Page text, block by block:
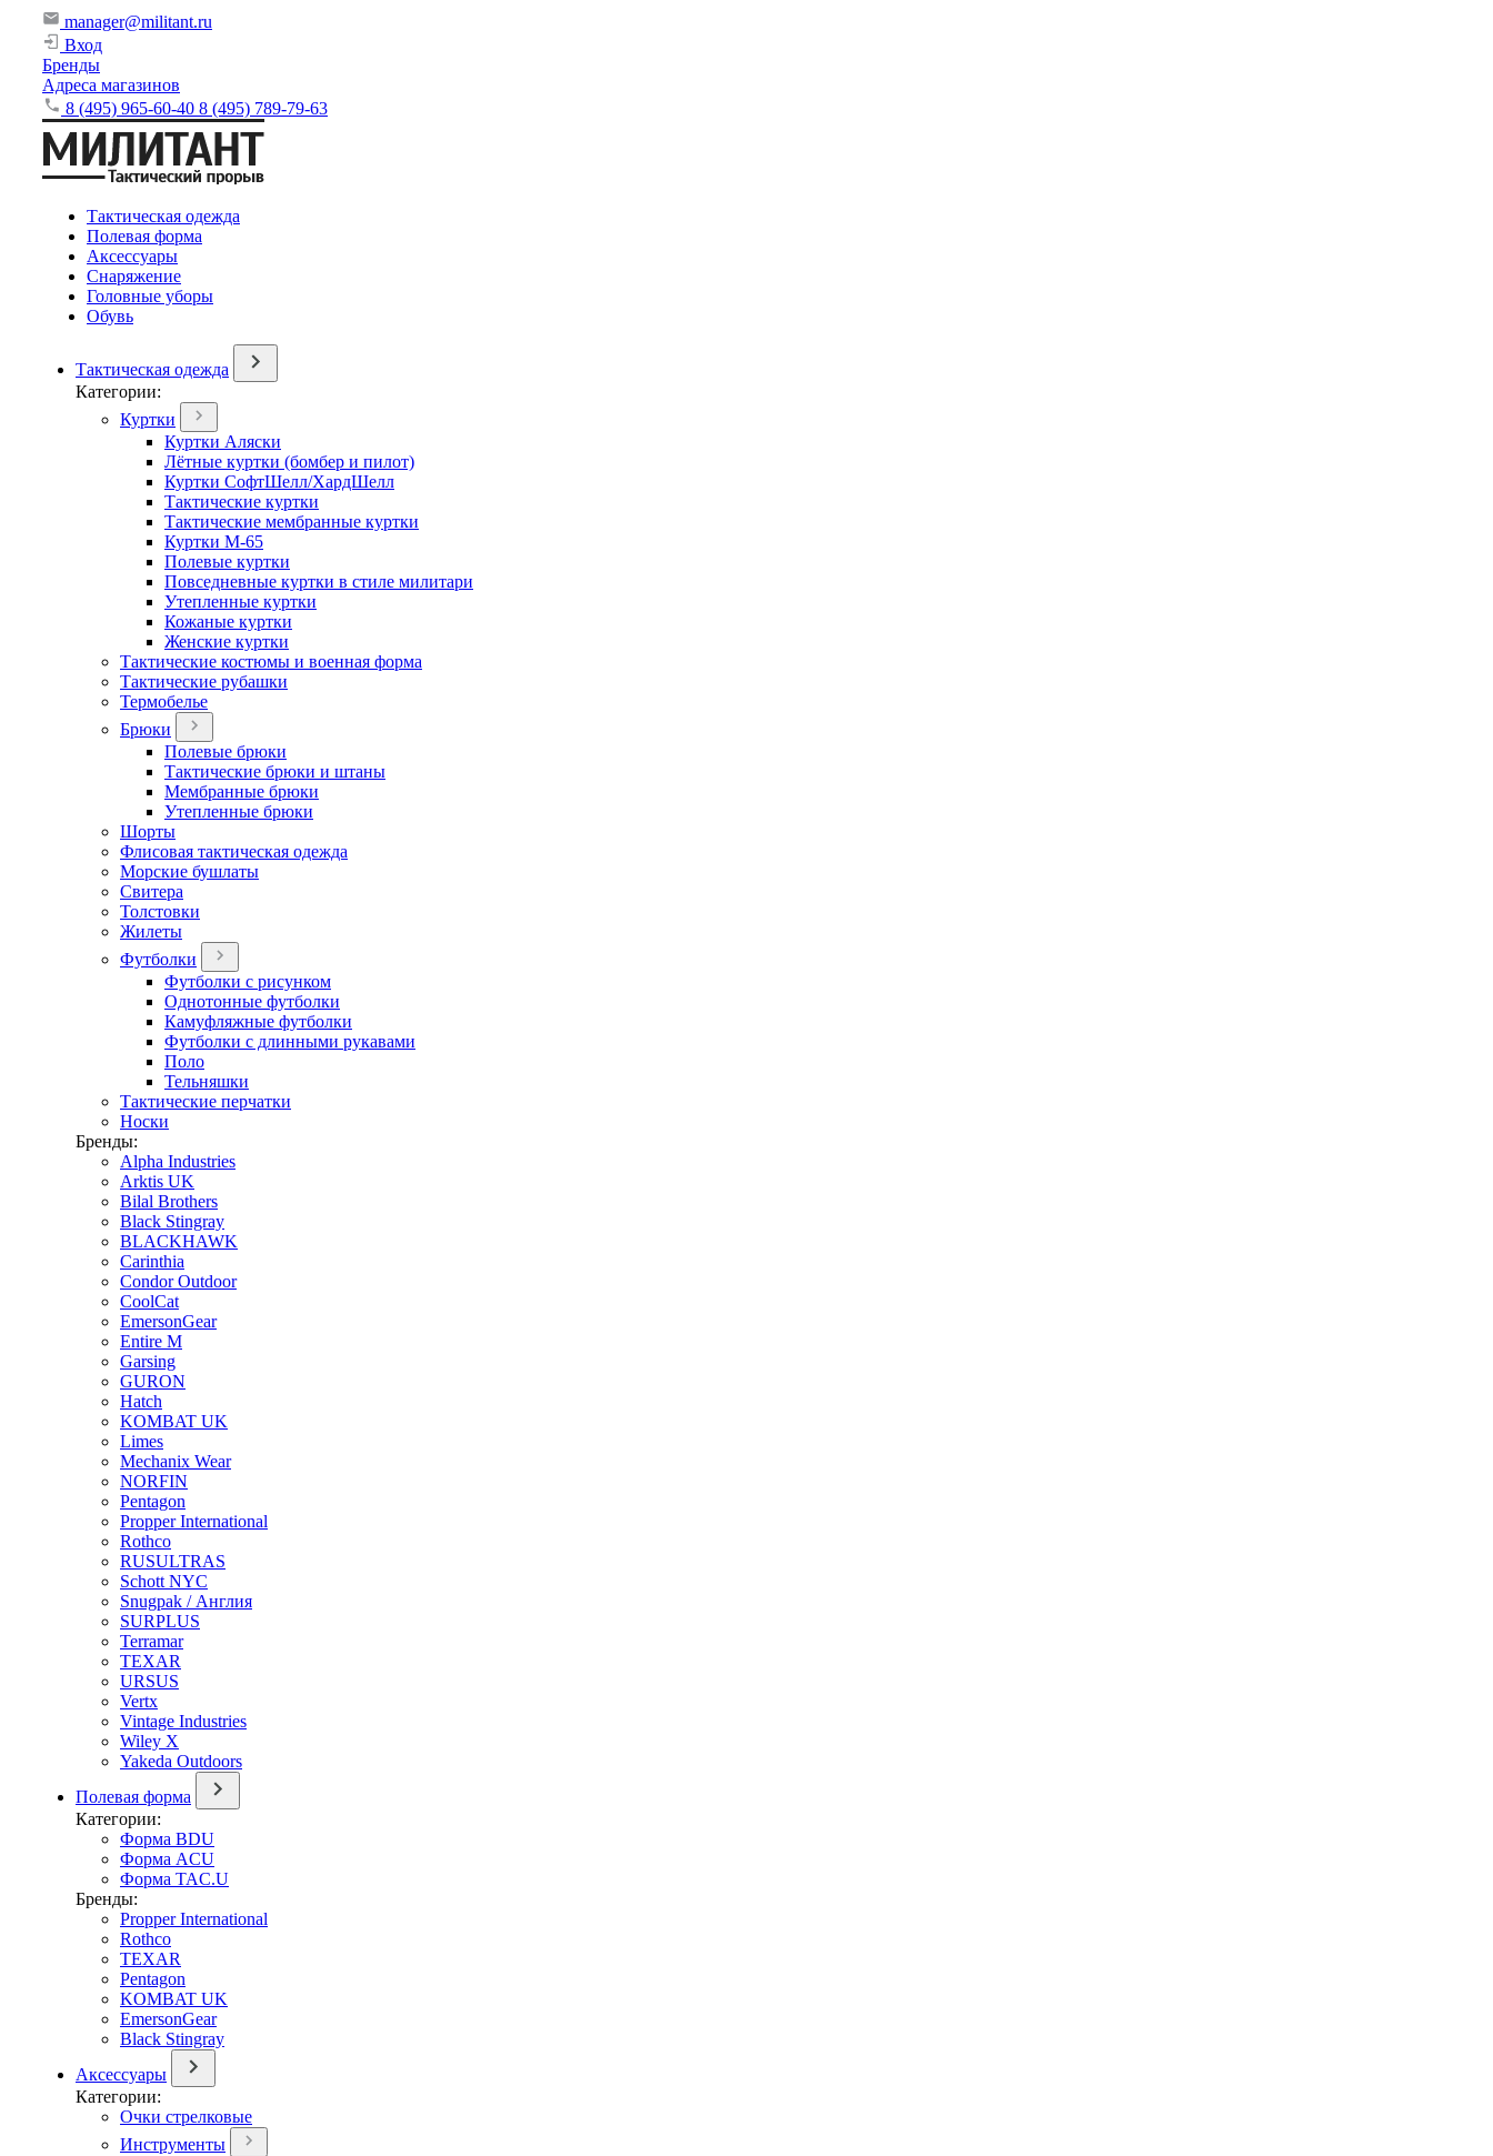
manager@militant.ru
Вход
Бренды
Адреса магазинов
8 (495) 965-60-40 8 (495) 789-79-63
Тактическая одежда
Полевая форма
Аксессуары
Снаряжение
Головные уборы
Обувь
Тактическая одежда
Категории:
Куртки
Куртки Аляски
Лётные куртки (бомбер и пилот)
Куртки СофтШелл/ХардШелл
Тактические куртки
Тактические мембранные куртки
Куртки М-65
Полевые куртки
Повседневные куртки в стиле милитари
Утепленные куртки
Кожаные куртки
Женские куртки
Тактические костюмы и военная форма
Тактические рубашки
Термобелье
Брюки
Полевые брюки
Тактические брюки и штаны
Мембранные брюки
Утепленные брюки
Шорты
Флисовая тактическая одежда
Морские бушлаты
Свитера
Толстовки
Жилеты
Футболки
Футболки с рисунком
Однотонные футболки
Камуфляжные футболки
Футболки с длинными рукавами
Поло
Тельняшки
Тактические перчатки
Носки
Бренды:
Alpha Industries
Arktis UK
Bilal Brothers
Black Stingray
BLACKHAWK
Carinthia
Condor Outdoor
CoolCat
EmersonGear
Entire M
Garsing
GURON
Hatch
KOMBAT UK
Limes
Mechanix Wear
NORFIN
Pentagon
Propper International
Rothco
RUSULTRAS
Schott NYC
Snugpak / Англия
SURPLUS
Terramar
TEXAR
URSUS
Vertx
Vintage Industries
Wiley X
Yakeda Outdoors
Полевая форма
Категории:
Форма BDU
Форма ACU
Форма TAC.U
Бренды:
Propper International
Rothco
TEXAR
Pentagon
KOMBAT UK
EmersonGear
Black Stingray
Аксессуары
Категории:
Очки стрелковые
Инструменты